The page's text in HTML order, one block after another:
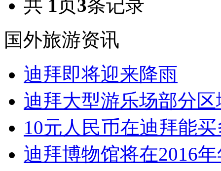
共 1页3条记录
国外旅游资讯
迪拜即将迎来降雨
迪拜大型游乐场部分
10元人民币在迪拜能
迪拜博物馆将在2016